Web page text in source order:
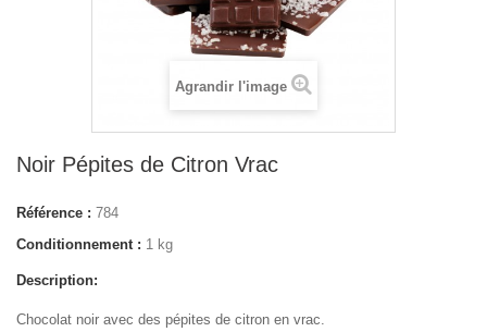
Agrandir l'image
Noir Pépites de Citron Vrac
Référence : 784
Conditionnement : 1 kg
Description:
Chocolat noir avec des pépites de citron en vrac.